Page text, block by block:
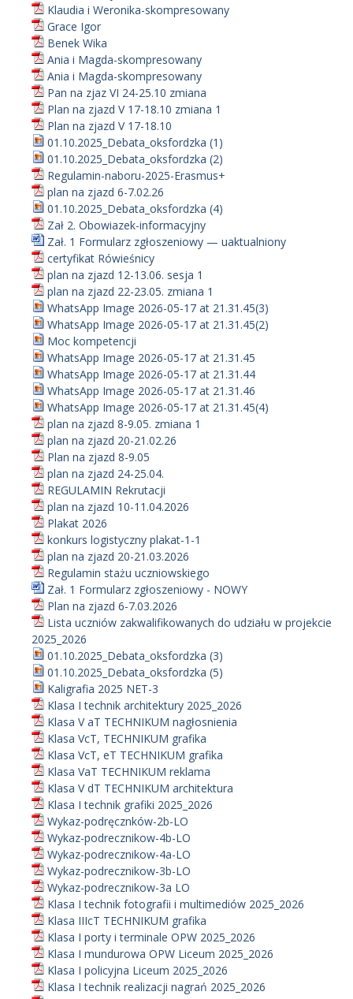
Klaudia i Weronika-skompresowany
Grace Igor
Benek Wika
Ania i Magda-skompresowany
Ania i Magda-skompresowany
Pan na zjaz VI 24-25.10 zmiana
Plan na zjazd V 17-18.10 zmiana 1
Plan na zjazd V 17-18.10
01.10.2025_Debata_oksfordzka (1)
01.10.2025_Debata_oksfordzka (2)
Regulamin-naboru-2025-Erasmus+
plan na zjazd 6-7.02.26
01.10.2025_Debata_oksfordzka (4)
Zał 2. Obowiazek-informacyjny
Zał. 1 Formularz zgłoszeniowy — uaktualniony
certyfikat Rówieśnicy
plan na zjazd 12-13.06. sesja 1
plan na zjazd 22-23.05. zmiana 1
WhatsApp Image 2026-05-17 at 21.31.45(3)
WhatsApp Image 2026-05-17 at 21.31.45(2)
Moc kompetencji
WhatsApp Image 2026-05-17 at 21.31.45
WhatsApp Image 2026-05-17 at 21.31.44
WhatsApp Image 2026-05-17 at 21.31.46
WhatsApp Image 2026-05-17 at 21.31.45(4)
plan na zjazd 8-9.05. zmiana 1
plan na zjazd 20-21.02.26
Plan na zjazd 8-9.05
plan na zjazd 24-25.04.
REGULAMIN Rekrutacji
plan na zjazd 10-11.04.2026
Plakat 2026
konkurs logistyczny plakat-1-1
plan na zjazd 20-21.03.2026
Regulamin stażu uczniowskiego
Zał. 1 Formularz zgłoszeniowy - NOWY
Plan na zjazd 6-7.03.2026
Lista uczniów zakwalifikowanych do udziału w projekcie
2025_2026
01.10.2025_Debata_oksfordzka (3)
01.10.2025_Debata_oksfordzka (5)
Kaligrafia 2025 NET-3
Klasa I technik architektury 2025_2026
Klasa V aT TECHNIKUM nagłosnienia
Klasa VcT, TECHNIKUM grafika
Klasa VcT, eT TECHNIKUM grafika
Klasa VaT TECHNIKUM reklama
Klasa V dT TECHNIKUM architektura
Klasa I technik grafiki 2025_2026
Wykaz-podręcznków-2b-LO
Wykaz-podrecznikow-4b-LO
Wykaz-podrecznikow-4a-LO
Wykaz-podrecznikow-3b-LO
Wykaz-podrecznikow-3a LO
Klasa I technik fotografii i multimediów 2025_2026
Klasa IIIcT TECHNIKUM grafika
Klasa I porty i terminale OPW 2025_2026
Klasa I mundurowa OPW Liceum 2025_2026
Klasa I policyjna Liceum 2025_2026
Klasa I technik realizacji nagrań 2025_2026